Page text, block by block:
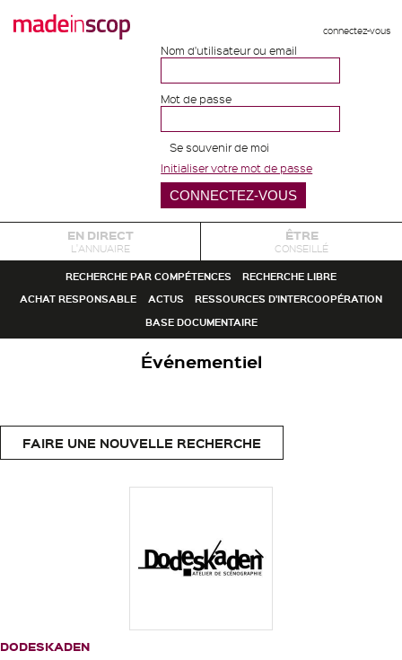
connectez-vous
Nom d'utilisateur ou email
Mot de passe
Se souvenir de moi
Initialiser votre mot de passe
EN DIRECT
L'ANNUAIRE
ÊTRE
CONSEILLÉ
RECHERCHE PAR COMPÉTENCES
RECHERCHE LIBRE
ACHAT RESPONSABLE
ACTUS
RESSOURCES D'INTERCOOPÉRATION
BASE DOCUMENTAIRE
Événementiel
FAIRE UNE NOUVELLE RECHERCHE
DODESKADEN